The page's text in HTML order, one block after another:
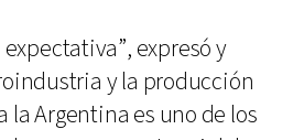
expresó y
y la producción
la Argentina es uno de los